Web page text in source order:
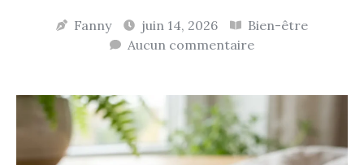
Fanny juin 14, 2026
Bien-être
Aucun commentaire